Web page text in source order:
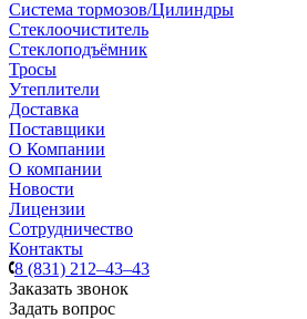
Система тормозов/Цилиндры
Стеклоочиститель
Стеклоподъёмник
Тросы
Утеплители
Доставка
Поставщики
О Компании
О компании
Новости
Лицензии
Сотрудничество
Контакты
8 (831) 212–43–43
Заказать звонок
Задать вопрос